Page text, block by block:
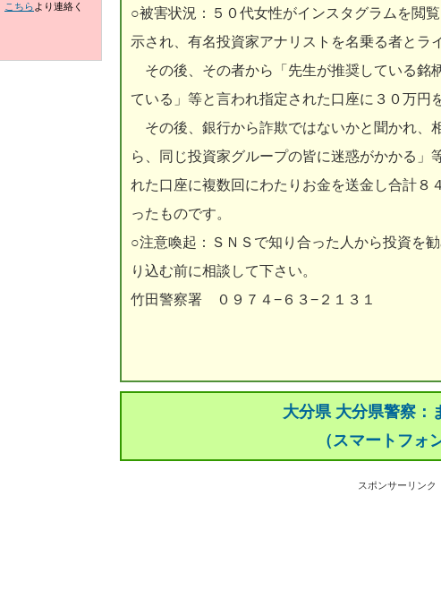
○被害状況：５０代女性がインスタグラムを閲
示され、有名投資家アナリストを名乗る者とラ
その後、その者から「先生が推奨している銘
ている」等と言われ指定された口座に３０万円
その後、銀行から詐欺ではないかと聞かれ、
ら、同じ投資家グループの皆に迷惑がかかる」
れた口座に複数回にわたりお金を送金し合計８
ったものです。
○注意喚起：ＳＮＳで知り合った人から投資を
り込む前に相談して下さい。
竹田警察署 ０９７４−６３−２１３１
大分県 大分県警察：
（スマートフォ
スポンサーリンク
こちら より連絡く